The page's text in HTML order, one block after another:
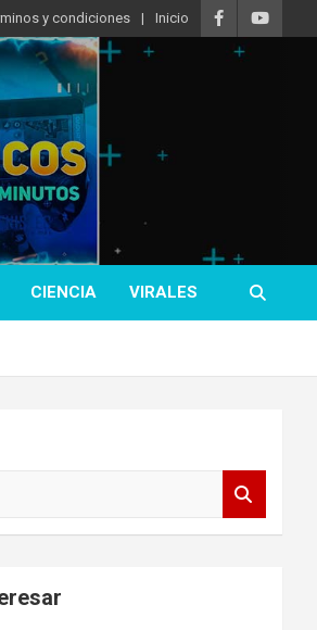
y condiciones Inicio
CIENCIA VIRALES